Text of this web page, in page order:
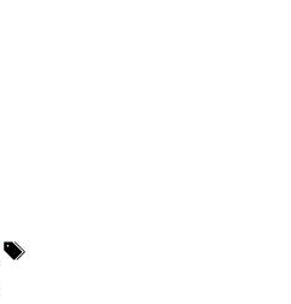
Etiquetas